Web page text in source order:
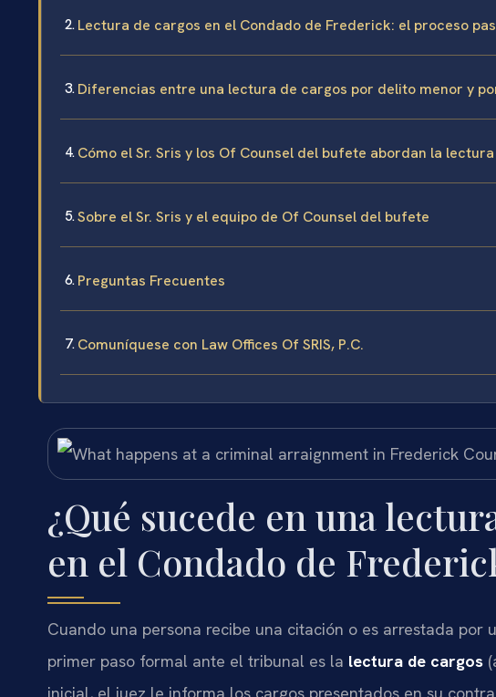
Lectura de cargos en el Condado de Frederick: el proceso
Diferencias entre una lectura de cargos por delito menor y
Cómo el Sr. Sris y los Of Counsel del bufete abordan la
Sobre el Sr. Sris y el equipo de Of Counsel del bufete
Preguntas Frecuentes
Comuníquese con Law Offices Of SRIS, P.C.
¿Qué sucede en una
en el Condado de
Cuando una persona recibe una citación o es arrestada
primer paso formal ante el tribunal es la lectura de cargos
inicial, el juez le informa los cargos presentados en su